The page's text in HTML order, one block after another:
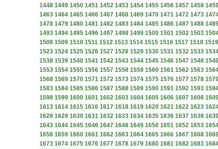
1448 1449 1450 1451 1452 1453 1454 1455 1456 1457 1458
1463 1464 1465 1466 1467 1468 1469 1470 1471 1472 1473
1478 1479 1480 1481 1482 1483 1484 1485 1486 1487 1488
1493 1494 1495 1496 1497 1498 1499 1500 1501 1502 1503
1508 1509 1510 1511 1512 1513 1514 1515 1516 1517 1518 1519
1523 1524 1525 1526 1527 1528 1529 1530 1531 1532 1533
1538 1539 1540 1541 1542 1543 1544 1545 1546 1547 1548
1553 1554 1555 1556 1557 1558 1559 1560 1561 1562 1563
1568 1569 1570 1571 1572 1573 1574 1575 1576 1577 1578
1583 1584 1585 1586 1587 1588 1589 1590 1591 1592 1593
1598 1599 1600 1601 1602 1603 1604 1605 1606 1607 1608
1613 1614 1615 1616 1617 1618 1619 1620 1621 1622 1623
1628 1629 1630 1631 1632 1633 1634 1635 1636 1637 1638
1643 1644 1645 1646 1647 1648 1649 1650 1651 1652 1653
1658 1659 1660 1661 1662 1663 1664 1665 1666 1667 1668
1673 1674 1675 1676 1677 1678 1679 1680 1681 1682 1683